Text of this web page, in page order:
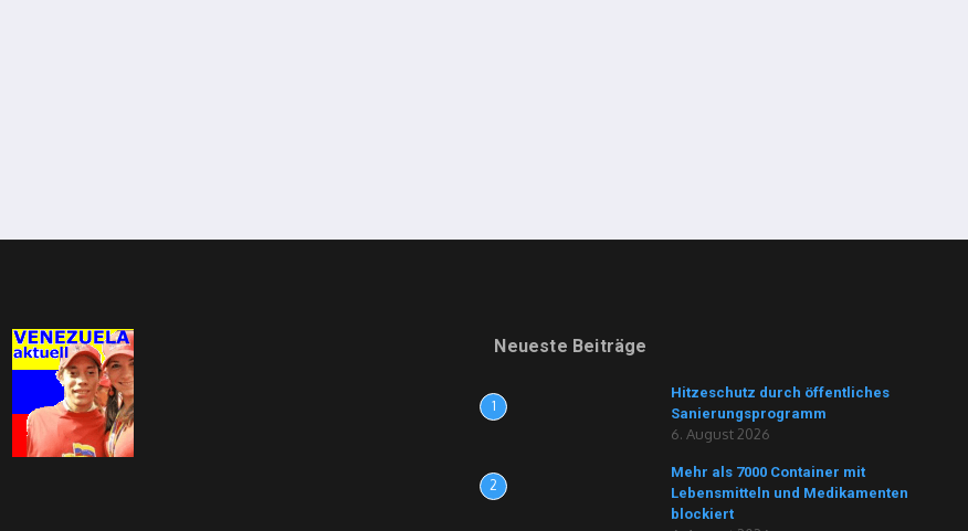
Neueste Beiträge
1
Hitzeschutz durch öffentliches
Sanierungsprogramm
6. August 2026
2
Mehr als 7000 Container mit
Lebensmitteln und Medikamenten
blockiert